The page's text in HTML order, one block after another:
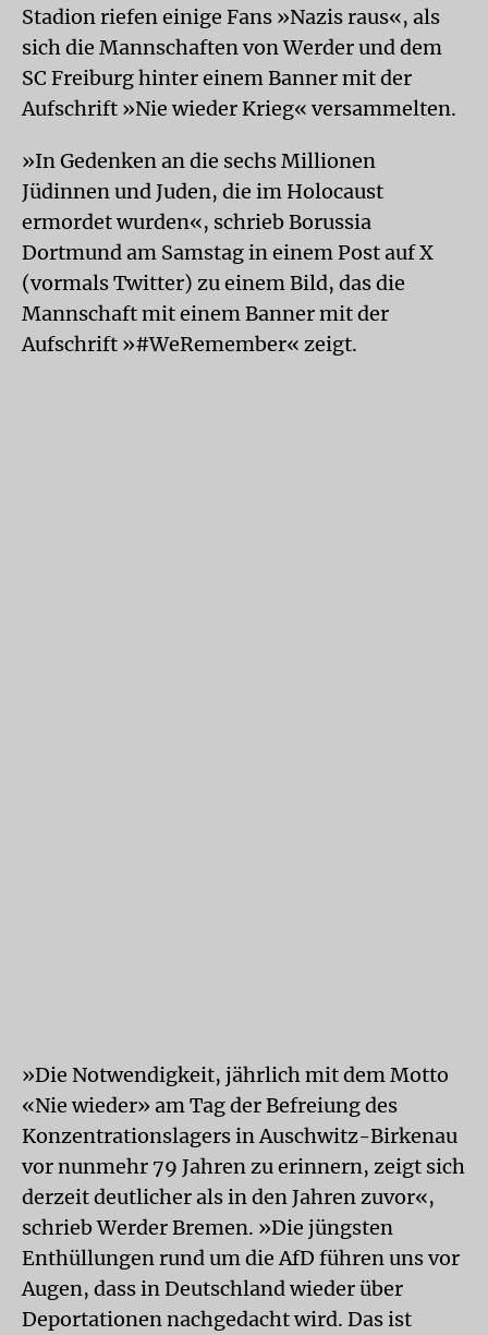
Stadion riefen einige Fans »Nazis raus«, als
sich die Mannschaften von Werder und dem
SC Freiburg hinter einem Banner mit der
Aufschrift »Nie wieder Krieg« versammelten.
»In Gedenken an die sechs Millionen
Jüdinnen und Juden, die im Holocaust
ermordet wurden«, schrieb Borussia
Dortmund am Samstag in einem Post auf X
(vormals Twitter) zu einem Bild, das die
Mannschaft mit einem Banner mit der
Aufschrift »#WeRemember« zeigt.
»Die Notwendigkeit, jährlich mit dem Motto
«Nie wieder» am Tag der Befreiung des
Konzentrationslagers in Auschwitz-Birkenau
vor nunmehr 79 Jahren zu erinnern, zeigt sich
derzeit deutlicher als in den Jahren zuvor«,
schrieb Werder Bremen. »Die jüngsten
Enthüllungen rund um die AfD führen uns vor
Augen, dass in Deutschland wieder über
Deportationen nachgedacht wird. Das ist